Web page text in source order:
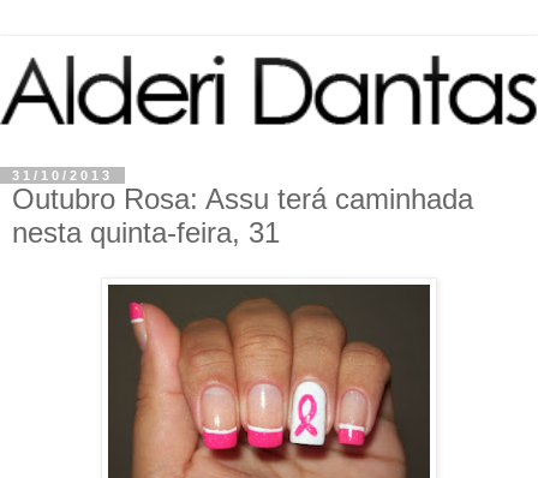
31/10/2013
Outubro Rosa: Assu terá caminhada
nesta quinta-feira, 31